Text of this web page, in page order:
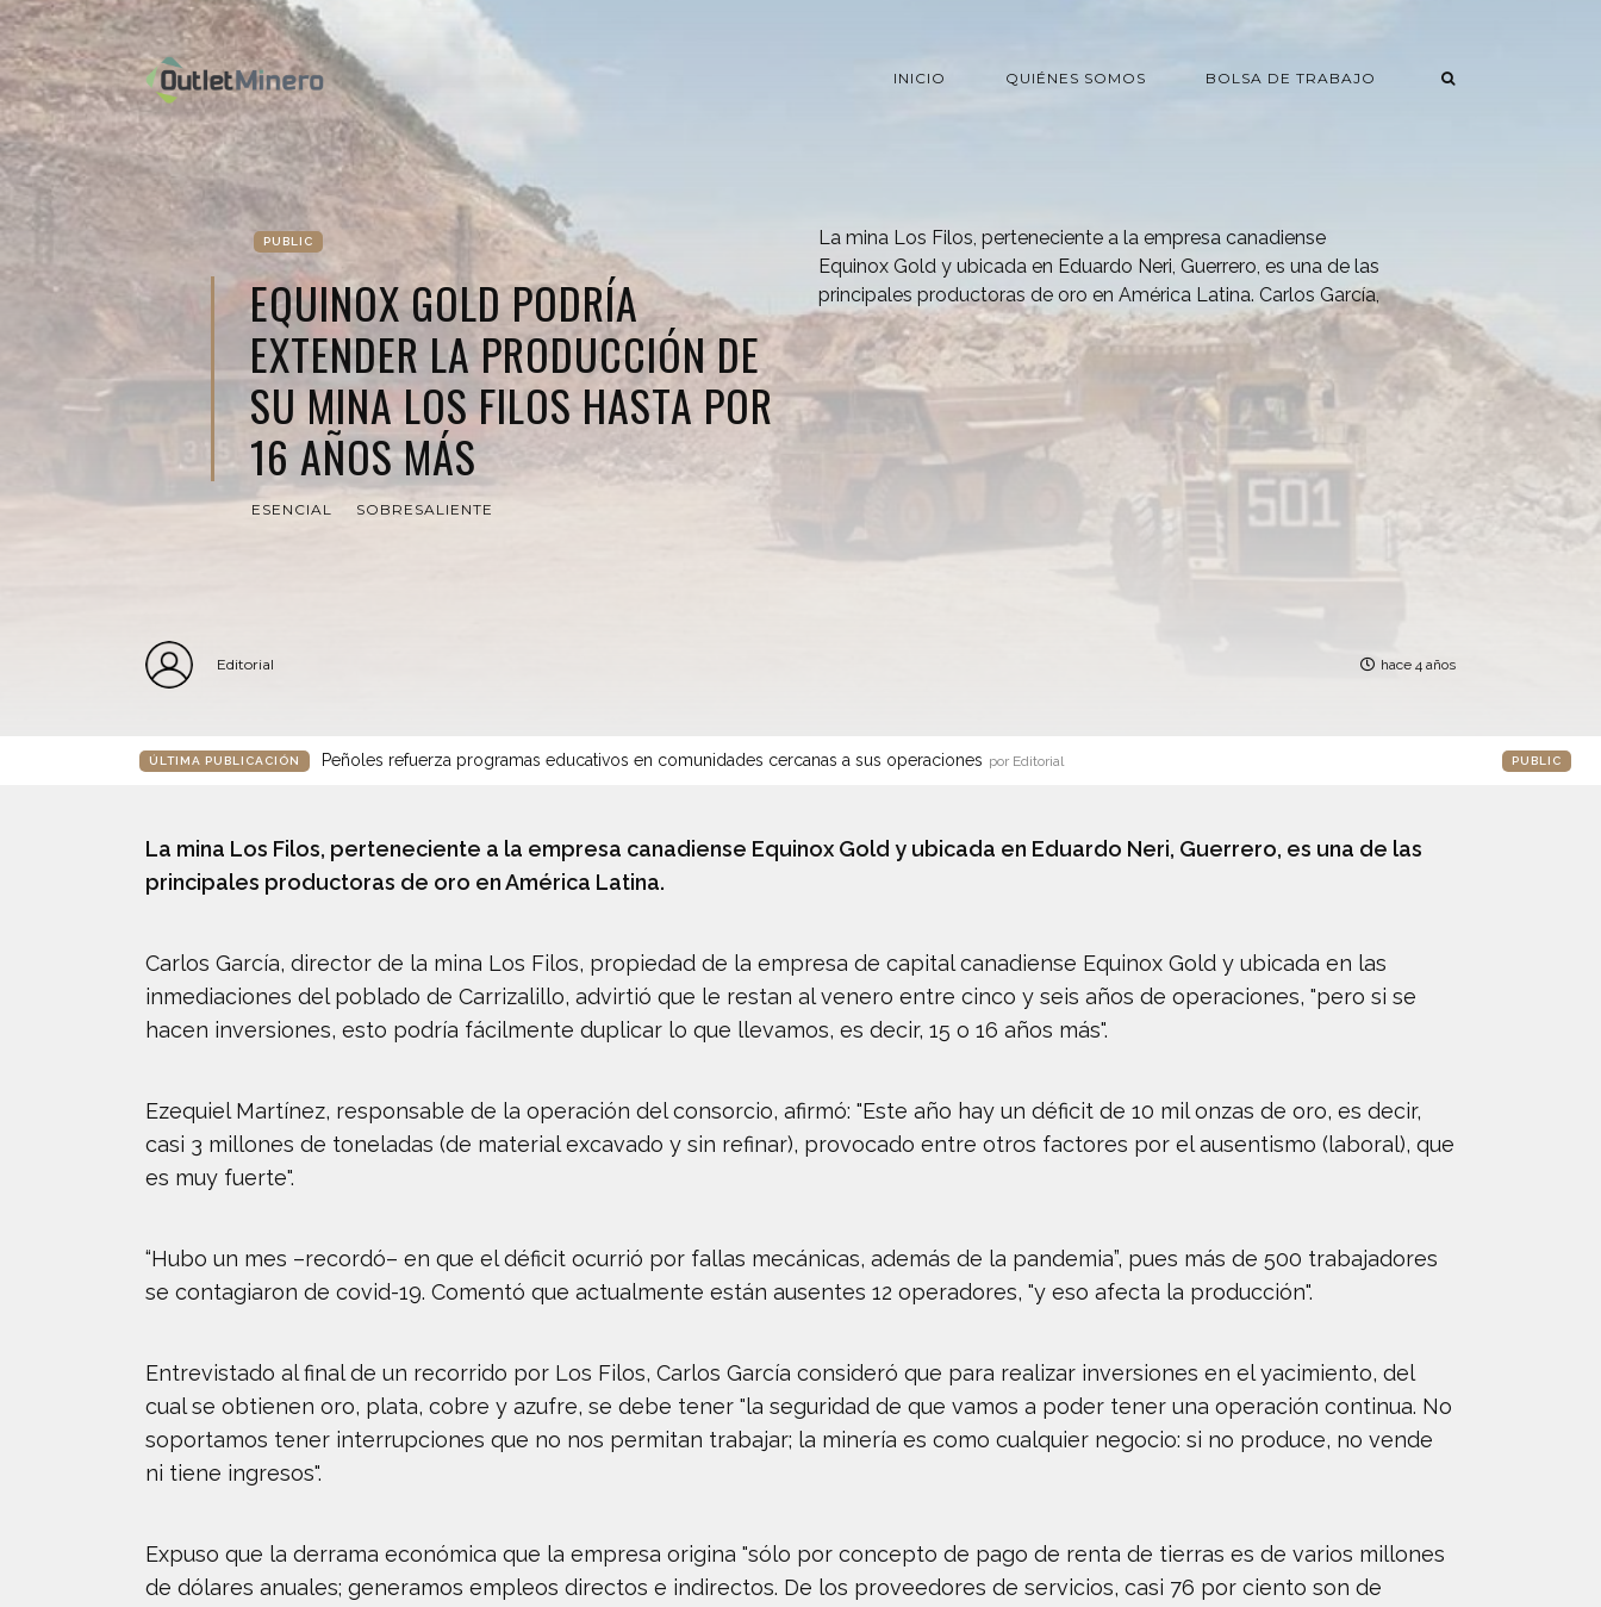
INICIO QUIÉNES SOMOS BOLSA DE TRABAJO
PUBLIC
EQUINOX GOLD PODRÍA
EXTENDER LA PRODUCCIÓN DE
SU MINA LOS FILOS HASTA POR
16 AÑOS MÁS
ESENCIAL SOBRESALIENTE
La mina Los Filos, perteneciente a la empresa canadiense
Equinox Gold y ubicada en Eduardo Neri, Guerrero, es una de las
principales productoras de oro en América Latina. Carlos García,
Editorial hace 4 años
ÚLTIMA PUBLICACIÓN Peñoles refuerza programas educativos en comunidades cercanas a sus operaciones por Editorial PUBLIC
La mina Los Filos, perteneciente a la empresa canadiense Equinox Gold y ubicada en Eduardo Neri, Guerrero, es una de las
principales productoras de oro en América Latina.
Carlos García, director de la mina Los Filos, propiedad de la empresa de capital canadiense Equinox Gold y ubicada en las
inmediaciones del poblado de Carrizalillo, advirtió que le restan al venero entre cinco y seis años de operaciones, "pero si se
hacen inversiones, esto podría fácilmente duplicar lo que llevamos, es decir, 15 o 16 años más".
Ezequiel Martínez, responsable de la operación del consorcio, afirmó: "Este año hay un déficit de 10 mil onzas de oro, es decir,
casi 3 millones de toneladas (de material excavado y sin refinar), provocado entre otros factores por el ausentismo (laboral), que
es muy fuerte".
“Hubo un mes –recordó– en que el déficit ocurrió por fallas mecánicas, además de la pandemia”, pues más de 500 trabajadores
se contagiaron de covid-19. Comentó que actualmente están ausentes 12 operadores, "y eso afecta la producción".
Entrevistado al final de un recorrido por Los Filos, Carlos García consideró que para realizar inversiones en el yacimiento, del
cual se obtienen oro, plata, cobre y azufre, se debe tener "la seguridad de que vamos a poder tener una operación continua. No
soportamos tener interrupciones que no nos permitan trabajar; la minería es como cualquier negocio: si no produce, no vende
ni tiene ingresos".
Expuso que la derrama económica que la empresa origina "sólo por concepto de pago de renta de tierras es de varios millones
de dólares anuales; generamos empleos directos e indirectos. De los proveedores de servicios, casi 76 por ciento son de